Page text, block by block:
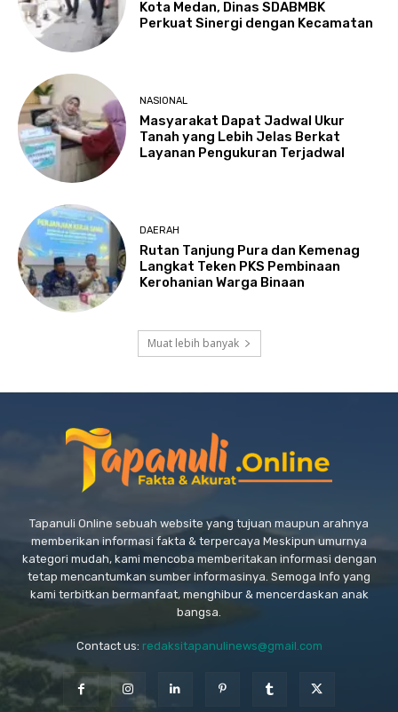
Kota Medan, Dinas SDABMBK
Perkuat Sinergi dengan Kecamatan
NASIONAL
Masyarakat Dapat Jadwal Ukur
Tanah yang Lebih Jelas Berkat
Layanan Pengukuran Terjadwal
DAERAH
Rutan Tanjung Pura dan Kemenag
Langkat Teken PKS Pembinaan
Kerohanian Warga Binaan
Muat lebih banyak
Tapanuli Online sebuah website yang tujuan maupun arahnya
memberikan informasi fakta & terpercaya Meskipun umurnya
kategori mudah, kami mencoba memberitakan informasi dengan
tetap mencantumkan sumber informasinya. Semoga Info yang
kami terbitkan bermanfaat, menghibur & mencerdaskan anak
bangsa.
Contact us: redaksitapanulinews@gmail.com